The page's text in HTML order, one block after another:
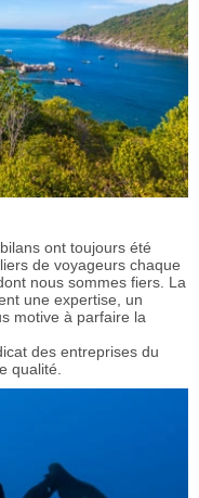
ont toujours été
de voyageurs chaque
nous sommes fiers. La
une expertise, un
motive à parfaire la
des entreprises du
qualité.